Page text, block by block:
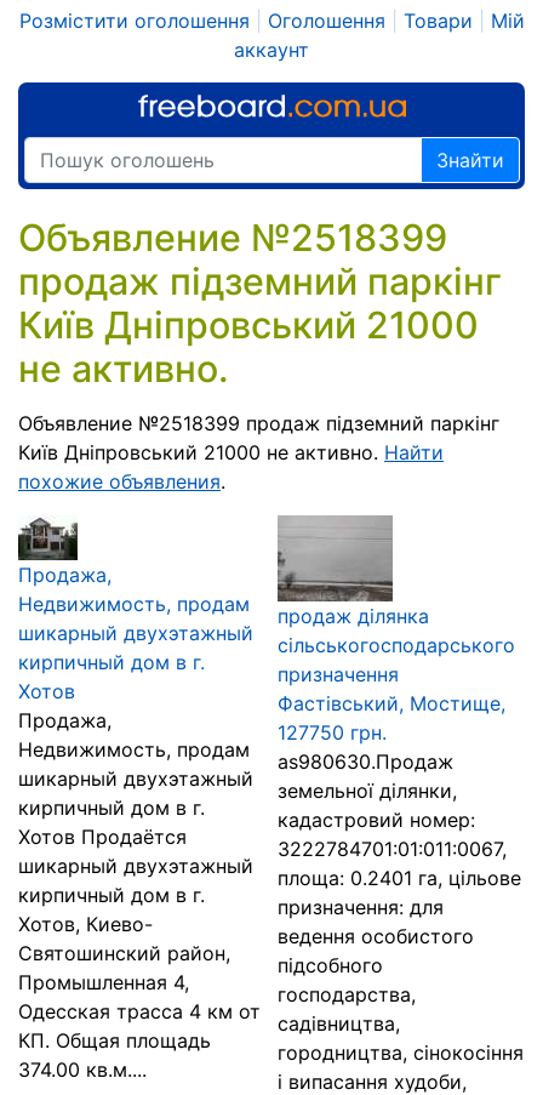
Розмістити оголошення Оголошення Товари
Мій
аккаунт
Знайти
Объявление №2518399
продаж підземний паркінг
Київ Дніпровський 21000
не активно.
Объявление №2518399 продаж підземний паркінг
Київ Дніпровський 21000 не активно. Найти
похожие объявления.
Продажа,
Недвижимость, продам
шикарный двухэтажный
кирпичный дом в г.
Хотов
Продажа,
Недвижимость, продам
шикарный двухэтажный
кирпичный дом в г.
Хотов Продаётся
шикарный двухэтажный
кирпичный дом в г.
Хотов, Киево-
Святошинский район,
Промышленная 4,
Одесская трасса 4 км от
КП. Общая площадь
374.00 кв.м....
продаж ділянка
сільськогосподарського
призначення
Фастівський, Мостище,
127750 грн.
as980630.Продаж
земельної ділянки,
кадастровий номер:
3222784701:01:011:0067,
площа: 0.2401 га, цільове
призначення: для
ведення особистого
підсобного
господарства,
садівництва,
городництва, сінокосіння
і випасання худоби,